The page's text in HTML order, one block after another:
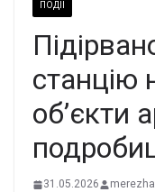
ПОДІЇ
станцію
об’єкти
31.05.2026